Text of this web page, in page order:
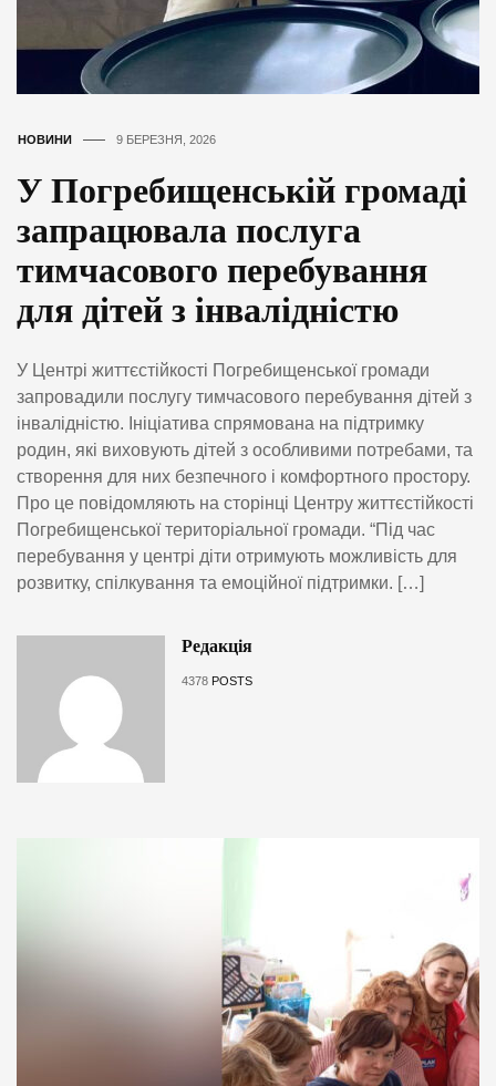
НОВИНИ 9 БЕРЕЗНЯ, 2026
У Погребищенській громаді
запрацювала послуга
тимчасового перебування
для дітей з інвалідністю
У Центрі життєстійкості Погребищенської громади
запровадили послугу тимчасового перебування дітей з
інвалідністю. Ініціатива спрямована на підтримку
родин, які виховують дітей з особливими потребами, та
створення для них безпечного і комфортного простору.
Про це повідомляють на сторінці Центру життєстійкості
Погребищенської територіальної громади. “Під час
перебування у центрі діти отримують можливість для
розвитку, спілкування та емоційної підтримки. […]
Редакція
4378 POSTS